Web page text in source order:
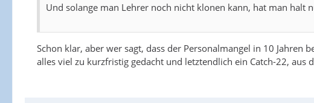
Und solange man Lehrer noch nicht klonen kann, hat man halt
Schon klar, aber wer sagt, dass der Personalmangel in 10
alles viel zu kurzfristig gedacht und letztendlich ein Catch-22, aus